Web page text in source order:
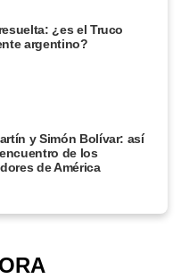
¿es el Truco
argentino?
y Simón Bolívar: así
de los
de América